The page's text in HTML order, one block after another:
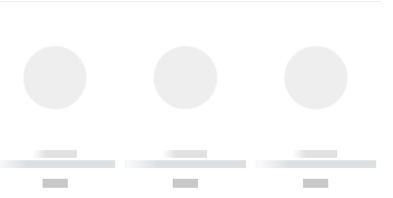
------------
----------- ----------- ----------
------------
----------- ----------- ----------
------------
----------- ----------- ----------